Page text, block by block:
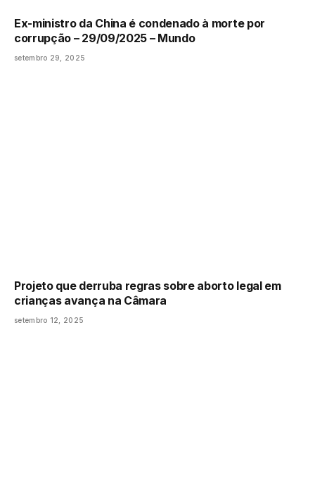
Ex-ministro da China é condenado à morte por
corrupção – 29/09/2025 – Mundo
setembro 29, 2025
Projeto que derruba regras sobre aborto legal em
crianças avança na Câmara
setembro 12, 2025